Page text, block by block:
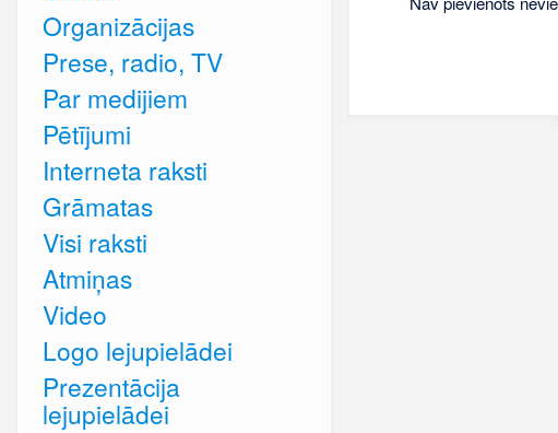
Organizācijas
Prese, radio, TV
Par medijiem
Pētījumi
Interneta raksti
Grāmatas
Visi raksti
Atmiņas
Video
Logo lejupielādei
Prezentācija
lejupielādei